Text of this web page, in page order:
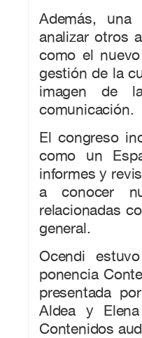
Además, una
analizar otros
como el
gestión de la
imagen de
comunicación.
El congreso
como un
informes y
a conocer
relacionadas
general.
Ocendi
ponencia
presentada
Aldea y
Contenidos